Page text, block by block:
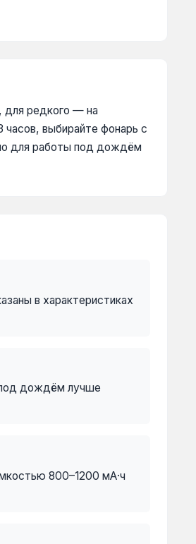
для редкого — на
выбирайте фонарь с
для работы под дождём
в характеристиках
под дождём лучше
800–1200 мА·ч